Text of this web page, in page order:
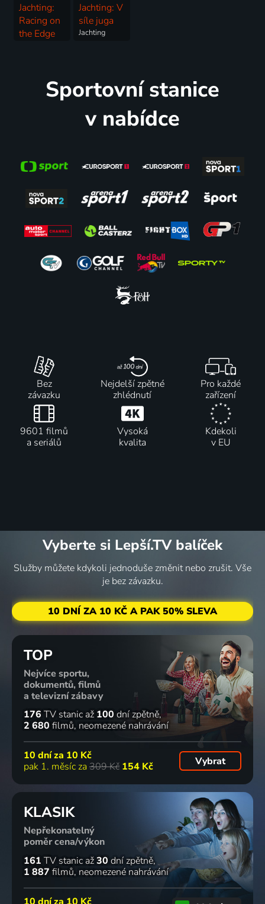
Jachting:
Racing on
the Edge
Jachting: V
síle juga
Jachting
Sportovní stanice
v nabídce
Bez
závazku
Nejdelší zpětné
zhlédnutí
Pro každé
zařízení
9601 filmů
a seriálů
Vysoká
kvalita
Kdekoli
v EU
Vyberte si Lepší.TV balíček
Služby můžete kdykoli jednoduše změnit nebo zrušit. Vše
je bez závazku.
10 DNÍ ZA 10 KČ A PAK 50% SLEVA
TOP
Nejvíce sportu,
dokumentů, filmů
a televizní zábavy
176 TV stanic až 100 dní zpětně
2 680 filmů neomezené nahrávání
10 dní za 10 Kč
pak 1. měsíc za 309 Kč 154 Kč Vybrat
KLASIK
Nepřekonatelný
poměr cena/výkon
161 TV stanic až30 dní zpětně
1 887 filmů neomezené nahrávání
10 dní za 10 Kč